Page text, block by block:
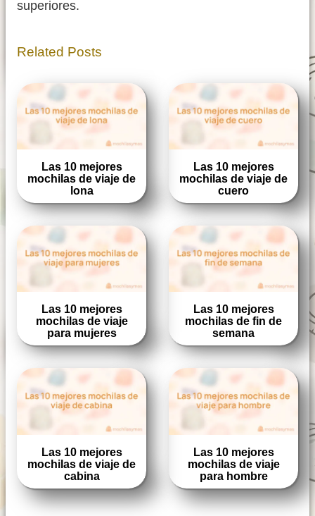
superiores.
Related Posts
Las 10 mejores
mochilas de viaje de
lona
Las 10 mejores
mochilas de viaje de
cuero
Las 10 mejores
mochilas de viaje
para mujeres
Las 10 mejores
mochilas de fin de
semana
Las 10 mejores
mochilas de viaje de
cabina
Las 10 mejores
mochilas de viaje
para hombre